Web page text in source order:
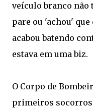
veículo branco não
pare ou 'achou'
acabou batendo
estava em uma biz.
O Corpo de
primeiros